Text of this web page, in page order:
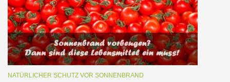
NATÜRLICHER SCHUTZ VOR SONNENBRAND